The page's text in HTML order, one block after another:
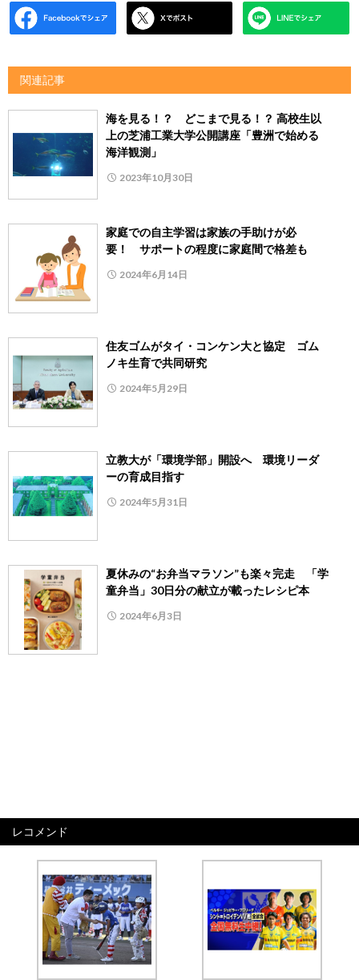
関連記事
海を見る！？ どこまで見る！？ 高校生以
上の芝浦工業大学公開講座「豊洲で始める
海洋観測」
2023年10月30日
家庭での自主学習は家族の手助けが必
要！ サポートの程度に家庭間で格差も
2024年6月14日
住友ゴムがタイ・コンケン大と協定 ゴム
ノキ生育で共同研究
2024年5月29日
立教大が「環境学部」開設へ 環境リーダ
ーの育成目指す
2024年5月31日
夏休みの“お弁当マラソン”も楽々完走 「学
童弁当」30日分の献立が載ったレシピ本
2024年6月3日
レコメンド